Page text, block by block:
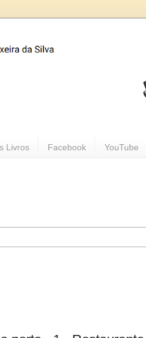
Livros Facebook YouTube